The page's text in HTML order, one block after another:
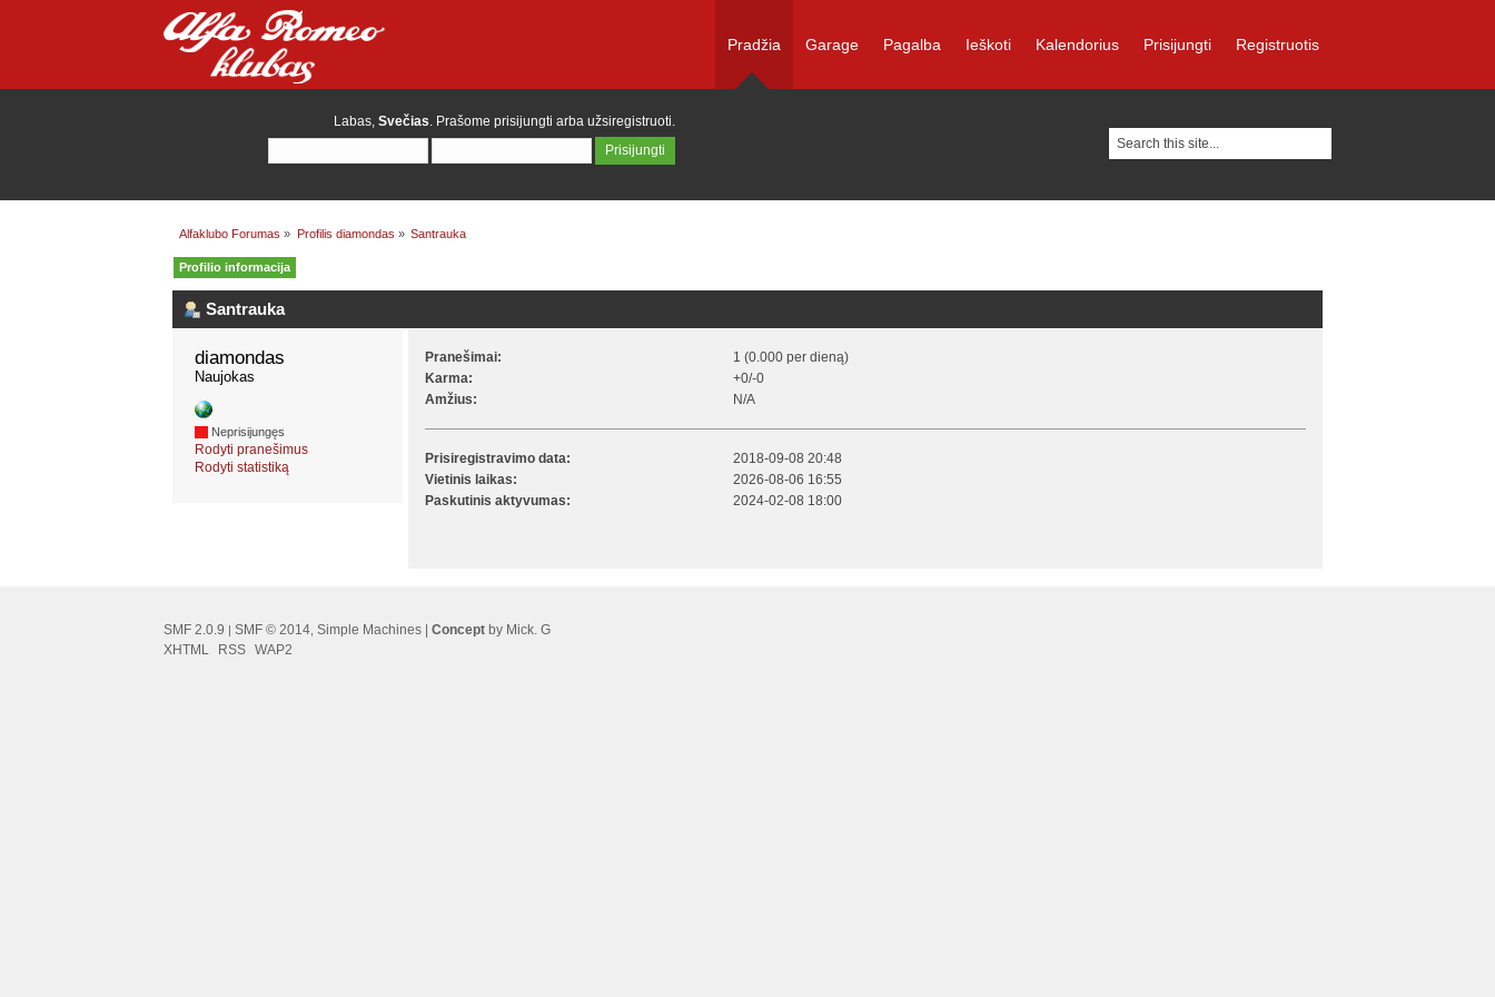
Pradžia Garage Pagalba Ieškoti Kalendorius Prisijungti Registruotis
Labas, Svečias. Prašome prisijungti arba užsiregistruoti.
Alfaklubo Forumas » Profilis diamondas » Santrauka
Profilio informacija
Santrauka
diamondas
Naujokas
Neprisijungęs
Rodyti pranešimus
Rodyti statistiką
Pranešimai:
1 (0.000 per dieną)
Karma:
+0/-0
Amžius:
N/A
Prisiregistravimo data:
2018-09-08 20:48
Vietinis laikas:
2026-08-06 16:55
Paskutinis aktyvumas:
2024-02-08 18:00
SMF 2.0.9 SMF © 2014 Simple Machines Concept by Mick. G
XHTML
RSS WAP2